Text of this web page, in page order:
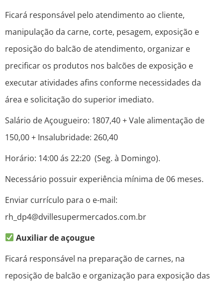
Ficará responsável pelo atendimento ao cliente,
manipulação da carne, corte, pesagem, exposição e
reposição do balcão de atendimento, organizar e
precificar os produtos nos balcões de exposição e
executar atividades afins conforme necessidades da
área e solicitação do superior imediato.
Salário de Açougueiro: 1807,40 + Vale alimentação de
150,00 + Insalubridade: 260,40
Horário: 14:00 ás 22:20 (Seg. à Domingo).
Necessário possuir experiência mínima de 06 meses.
Enviar currículo para o e-mail:
rh_dp4@dvillesupermercados.com.br
Auxiliar de açougue
Ficará responsável na preparação de carnes, na
reposição de balcão e organização para exposição das